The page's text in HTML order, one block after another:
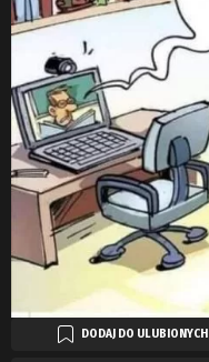
DODAJ DO ULUBIONYCH